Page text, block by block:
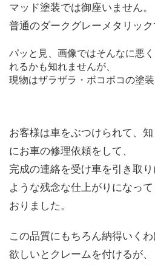
マッド塗装では御座いません。
普通のダークグレーメタリック
パッと見、画像ではそんなに悪
れるかも知れませんが、
現物はザラザラ・ボコボコの塗装
お客様は車をぶつけられて、
にお車の修理依頼をして、
完成の連絡を受け車を引き取
ような残念な仕上がりになって
おりました。
この品質にもちろん納得いく
欲しいとクレームを付けるが、